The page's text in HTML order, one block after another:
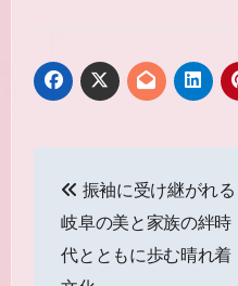
稿
ナ
振袖に受け継がれる
岐阜の美と家族の絆時
代とともに歩む晴れ着